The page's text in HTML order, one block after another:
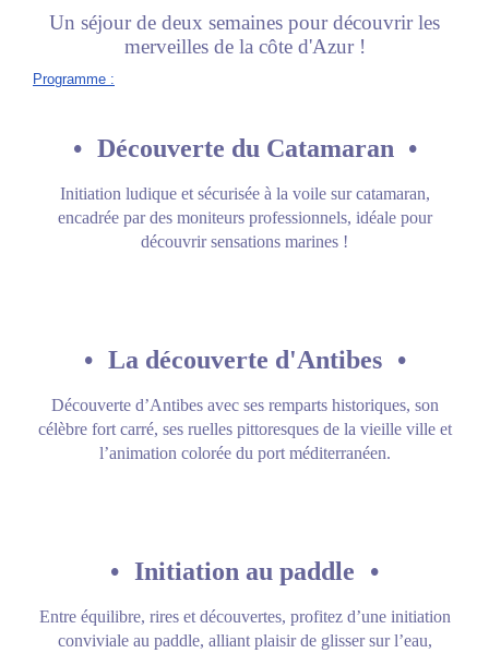
Un séjour de deux semaines pour découvrir les
merveilles de la côte d'Azur !
Programme :
• Découverte du Catamaran •
Initiation ludique et sécurisée à la voile sur catamaran,
encadrée par des moniteurs professionnels, idéale pour
découvrir sensations marines !
• La découverte d'Antibes •
Découverte d’Antibes avec ses remparts historiques, son
célèbre fort carré, ses ruelles pittoresques de la vieille ville et
l’animation colorée du port méditerranéen.
• Initiation au paddle •
Entre équilibre, rires et découvertes, profitez d’une initiation
conviviale au paddle, alliant plaisir de glisser sur l’eau,